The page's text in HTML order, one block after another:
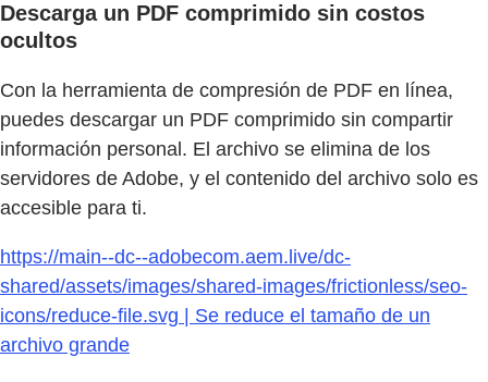
Descarga un PDF comprimido sin costos
ocultos
Con la herramienta de compresión de PDF en línea,
puedes descargar un PDF comprimido sin compartir
información personal. El archivo se elimina de los
servidores de Adobe, y el contenido del archivo solo es
accesible para ti.
https://main--dc--adobecom.aem.live/dc-
shared/assets/images/shared-images/frictionless/seo-
icons/reduce-file.svg | Se reduce el tamaño de un
archivo grande